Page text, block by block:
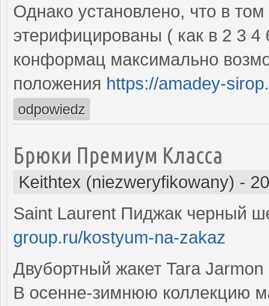
Однако установлено, что в
этерифицированы ( как в 2 3
конформац максимально
положения https://amadey-
odpowiedz
Брюки Премиум Класса
Keithtex (niezweryfikowany) -
Saint Laurent Пиджак черный
group.ru/kostyum-na-zakaz
Двубортный жакет Tara Jarmon
В осенне-зимнюю коллекцию